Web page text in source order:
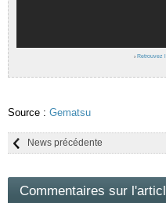
› Retrouvez
Source : Gematsu
News précédente
Commentaires sur